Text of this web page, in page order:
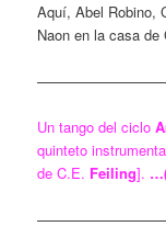
Aquí, Abel Robino,
Naon en la casa de
Un tango del ciclo
quinteto
de C.E. Feiling].